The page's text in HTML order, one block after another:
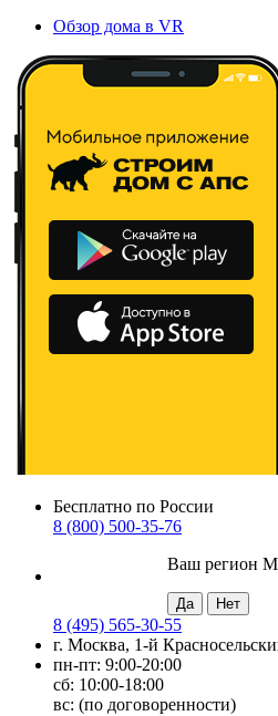
Обзор дома в VR
Бесплатно по России
8 (800) 500-35-76
Ваш регион
8 (495) 565-30-55
г. Москва, 1-й
пн-пт: 9:00-20:00
сб: 10:00-18:00
вс: (по договоренности)